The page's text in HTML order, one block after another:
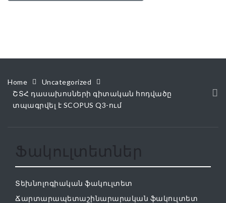
Home
Uncategorized
ՇՏՀ դասախոսների գիտական հոդվածը
տպագրվել է SCOPUS Q3-ում
Ֆակուլտետներ
Տեխնոլոգիական ֆակուլտետ
Ճարտարապետաշինարարական ֆակուլտետ